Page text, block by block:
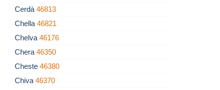
Cerdà 46813
Chella 46821
Chelva 46176
Chera 46350
Cheste 46380
Chiva 46370